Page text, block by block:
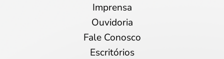
Imprensa
Ouvidoria
Fale Conosco
Escritórios